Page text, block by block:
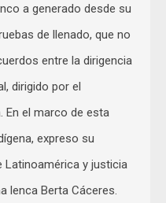
a generado desde su
de llenado, que no
entre la dirigencia
dirigido por el
En el marco de esta
expreso su
Latinoamérica y justicia
lenca Berta Cáceres.